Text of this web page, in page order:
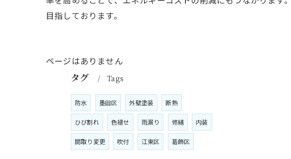
目指しております。
ページはありません
タグ Tags
防水 墨田区 外壁塗装 断熱
ひび割れ 色褪せ 雨漏り 修繕 内装
間取り変更 吹付 江東区 葛飾区